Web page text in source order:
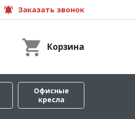
Заказать звонок
Корзина
Офисные
кресла